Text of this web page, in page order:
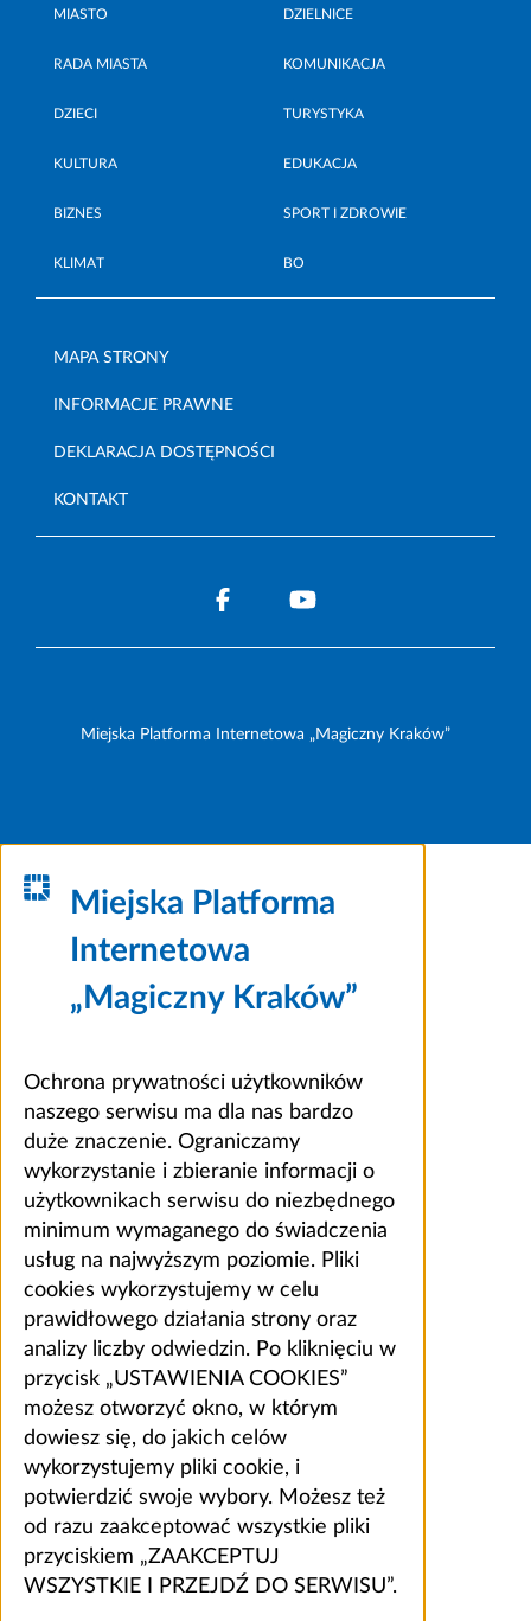
MIASTO DZIELNICE
RADA MIASTA KOMUNIKACJA
DZIECI TURYSTYKA
KULTURA EDUKACJA
BIZNES SPORT I ZDROWIE
KLIMAT BO
MAPA STRONY
INFORMACJE PRAWNE
DEKLARACJA DOSTĘPNOŚCI
KONTAKT
Miejska Platforma Internetowa „Magiczny Kraków”
Miejska Platforma
Internetowa
„Magiczny Kraków”
Ochrona prywatności użytkowników
naszego serwisu ma dla nas bardzo
duże znaczenie. Ograniczamy
wykorzystanie i zbieranie informacji o
użytkownikach serwisu do niezbędnego
minimum wymaganego do świadczenia
usług na najwyższym poziomie. Pliki
cookies wykorzystujemy w celu
prawidłowego działania strony oraz
analizy liczby odwiedzin. Po kliknięciu w
przycisk „USTAWIENIA COOKIES”
możesz otworzyć okno, w którym
dowiesz się, do jakich celów
wykorzystujemy pliki cookie, i
potwierdzić swoje wybory. Możesz też
od razu zaakceptować wszystkie pliki
przyciskiem „ZAAKCEPTUJ
WSZYSTKIE I PRZEJDŹ DO SERWISU”.